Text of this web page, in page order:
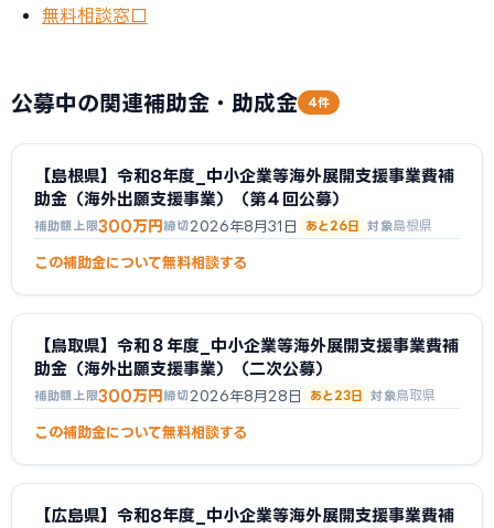
無料相談窓口
公募中の関連補助金・助成金 4件
【島根県】令和8年度_中小企業等海外展開支援事業費補
助金（海外出願支援事業）（第４回公募）
補助額上限300万円締切 2026年8月31日 あと26日 対象島根県
この補助金について無料相談する
【鳥取県】令和８年度_中小企業等海外展開支援事業費補
助金（海外出願支援事業）（二次公募）
補助額上限300万円締切 2026年8月28日 あと23日 対象鳥取県
この補助金について無料相談する
【広島県】令和8年度_中小企業等海外展開支援事業費補